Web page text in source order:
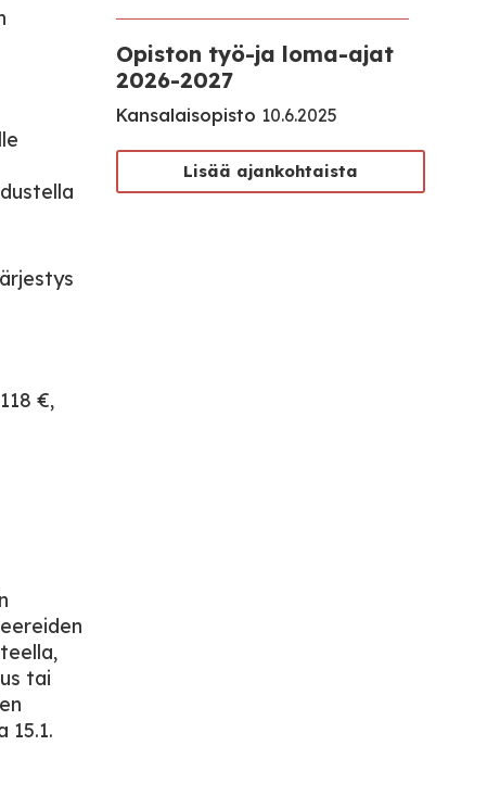
€,
tai
15.1.
Opiston työ-ja loma-ajat
2026-2027
Kansalaisopisto 10.6.2025
Lisää ajankohtaista